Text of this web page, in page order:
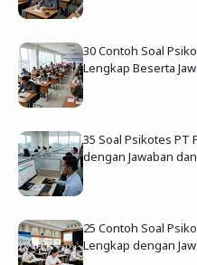
30 Contoh Soal
Lengkap Beserta
35 Soal Psikotes PT
dengan Jawaban
25 Contoh Soal
Lengkap dengan